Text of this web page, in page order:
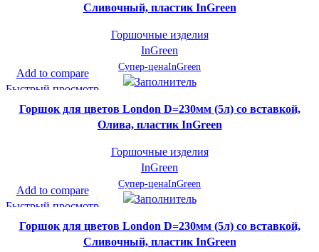
Сливочный, пластик InGreen
Горшочные изделия
InGreen
Супер-ценаInGreen
Add to compare
Быстрый просмотр
В желаемое
Горшок для цветов London D=230мм (5л) со вставкой,
Олива, пластик InGreen
Горшочные изделия
InGreen
Супер-ценаInGreen
Add to compare
Быстрый просмотр
В желаемое
Горшок для цветов London D=230мм (5л) со вставкой,
Сливочный, пластик InGreen